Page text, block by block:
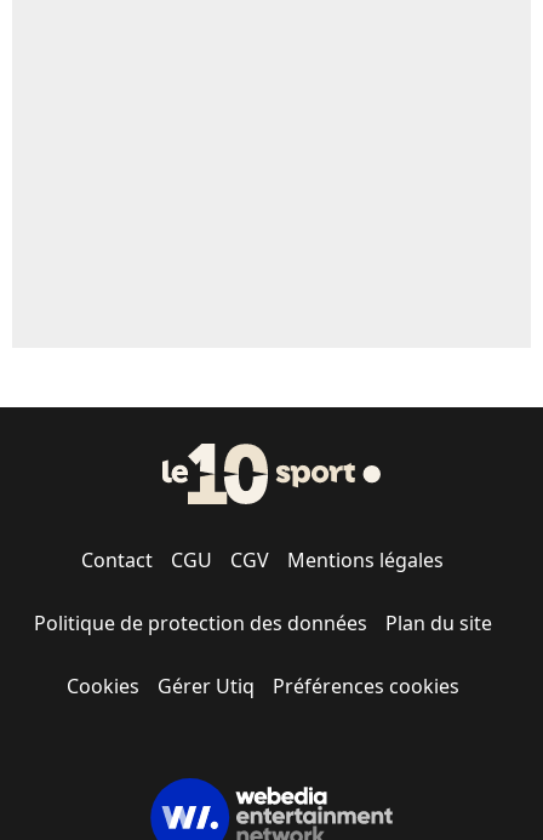
Contact CGU CGV Mentions légales
Politique de protection des données Plan du site
Cookies Gérer Utiq Préférences cookies